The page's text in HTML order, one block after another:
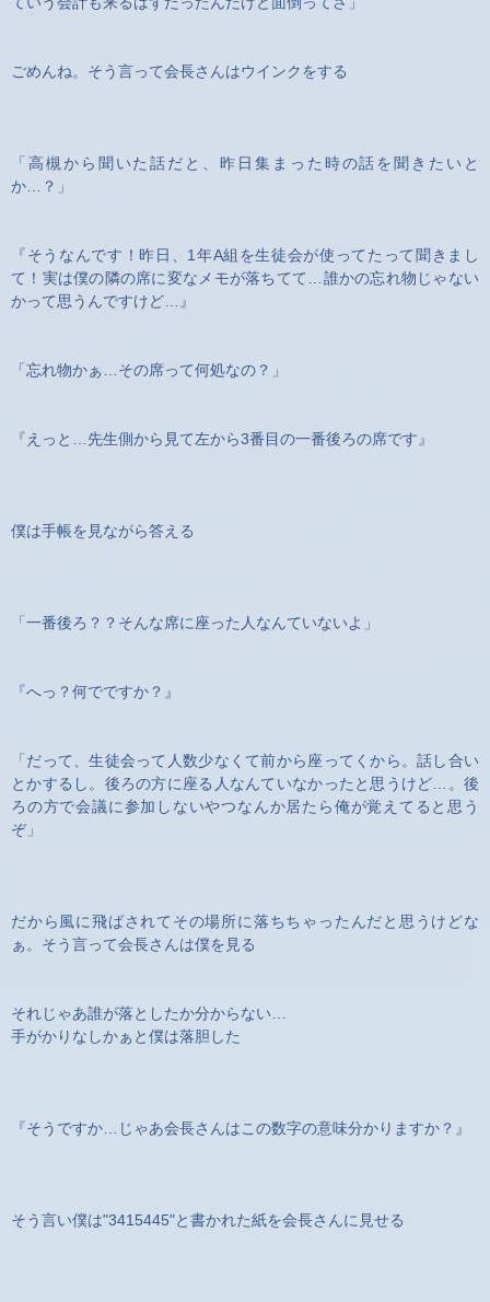
ごめんね。そう言って会長さんはウインクをする
「高槻から聞いた話だと、昨日集まった時の話を聞きたいと
か…？」
『そうなんです！昨日、1年A組を生徒会が使ってたって聞きまし
て！実は僕の隣の席に変なメモが落ちてて…誰かの忘れ物じゃない
かって思うんですけど…』
「忘れ物かぁ…その席って何処なの？」
『えっと…先生側から見て左から3番目の一番後ろの席です』
僕は手帳を見ながら答える
「一番後ろ？？そんな席に座った人なんていないよ」
『へっ？何でですか？』
「だって、生徒会って人数少なくて前から座ってくから。話し合い
とかするし。後ろの方に座る人なんていなかったと思うけど…。後
ろの方で会議に参加しないやつなんか居たら俺が覚えてると思う
ぞ」
だから風に飛ばされてその場所に落ちちゃったんだと思うけどな
ぁ。そう言って会長さんは僕を見る
それじゃあ誰が落としたか分からない…
手がかりなしかぁと僕は落胆した
『そうですか…じゃあ会長さんはこの数字の意味分かりますか？』
そう言い僕は"3415445"と書かれた紙を会長さんに見せる